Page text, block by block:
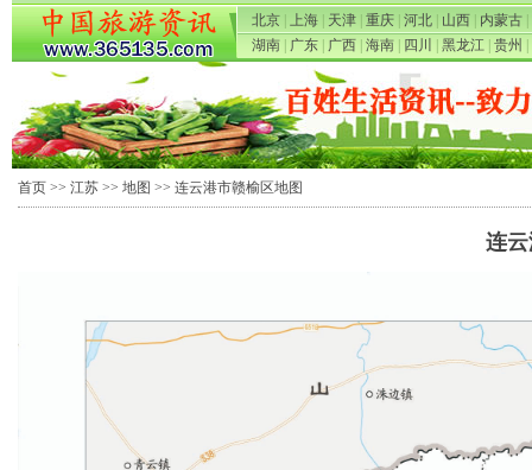
北京 上海 天津 重庆 河北 山西 内蒙古
湖南
广东 广西 海南 四川 黑龙江 贵州
首页 >> 江苏 >> 地图 >> 连云港市赣榆区地图
连